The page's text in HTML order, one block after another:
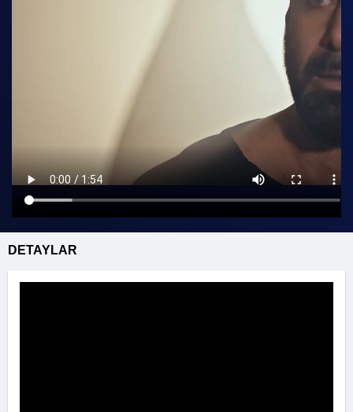
DETAYLAR